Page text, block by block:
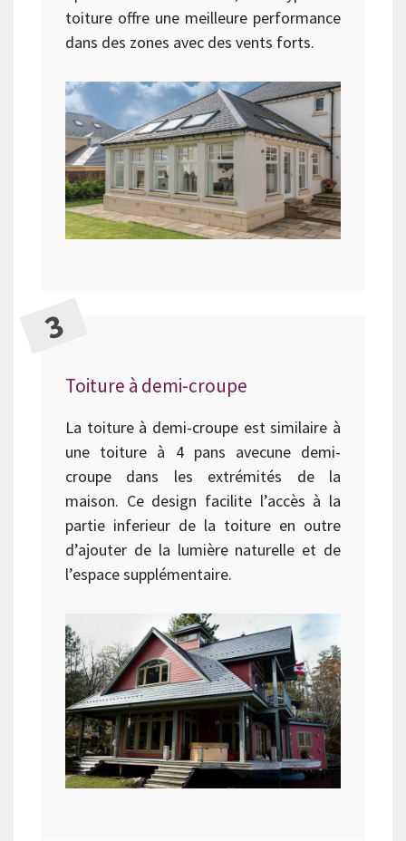
toiture offre une meilleure performance
dans des zones avec des vents forts.
Toiture à demi-croupe
La toiture à demi-croupe est similaire à
une toiture à 4 pans avecune demi-
croupe dans les extrémités de la
maison. Ce design facilite l’accès à la
partie inferieur de la toiture en outre
d’ajouter de la lumière naturelle et de
l’espace supplémentaire.